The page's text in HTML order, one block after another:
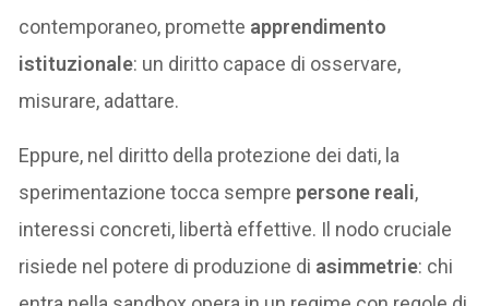
contemporaneo, promette apprendimento
istituzionale: un diritto capace di osservare,
misurare, adattare.
Eppure, nel diritto della protezione dei dati, la
sperimentazione tocca sempre persone reali,
interessi concreti, libertà effettive. Il nodo cruciale
risiede nel potere di produzione di asimmetrie: chi